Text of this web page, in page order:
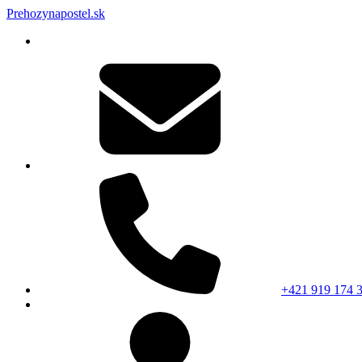
Prehozynapostel.sk
+421 919 174